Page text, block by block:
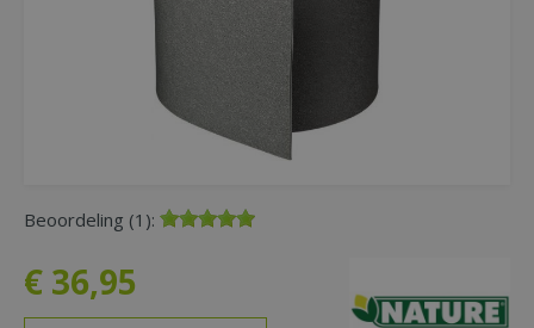
Beoordeling (1):
€ 36,95